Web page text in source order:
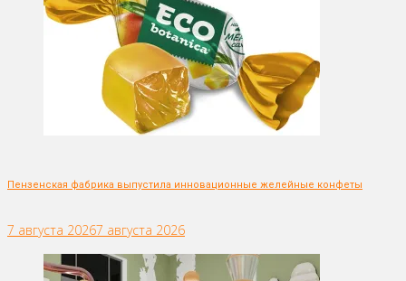
Пензенская фабрика выпустила инновационные желейные конфеты
7 августа 20267 августа 2026